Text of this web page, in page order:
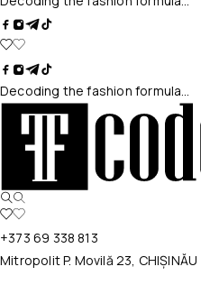
Decoding the fashion formula…
+373 69 338 813
Mitropolit P. Movilă 23, CHIȘINĂU